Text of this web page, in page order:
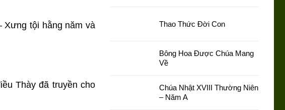
Xưng tội hằng năm và
Thày đã truyền cho
Thao Thức Đời Con
Bông Hoa Được Chúa Mang
Về
Chúa Nhật XVIII Thường Niên
– Năm A